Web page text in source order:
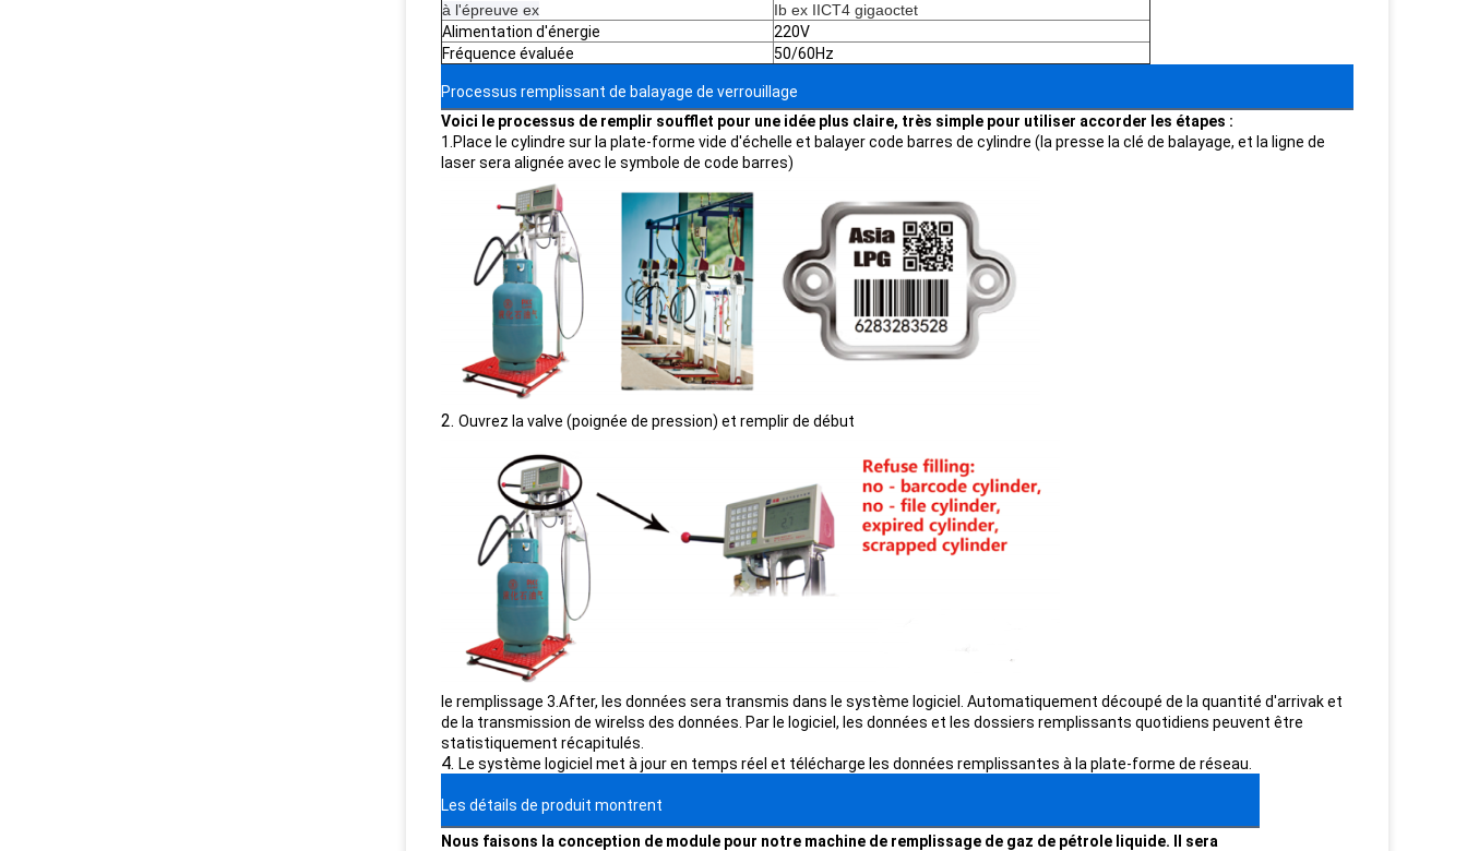
à l'épreuve ex
Ib ex IICT4 gigaoctet
Alimentation d'énergie
220V
Fréquence évaluée
50/60Hz
Processus remplissant de balayage de verrouillage
Voici le processus de remplir soufflet pour une idée plus claire, très simple pour utiliser accorder les étapes :
1.Place le cylindre sur la plate-forme vide d'échelle et balayer code barres de cylindre (la presse la clé de balayage, et la ligne de
laser sera alignée avec le symbole de code barres)
2. Ouvrez la valve (poignée de pression) et remplir de début
le remplissage 3.After, les données sera transmis dans le système logiciel. Automatiquement découpé de la quantité d'arrivak et
de la transmission de wirelss des données. Par le logiciel, les données et les dossiers remplissants quotidiens peuvent être
statistiquement récapitulés.
4. Le système logiciel met à jour en temps réel et télécharge les données remplissantes à la plate-forme de réseau.
Les détails de produit montrent
Nous faisons la conception de module pour notre machine de remplissage de gaz de pétrole liquide. Il sera